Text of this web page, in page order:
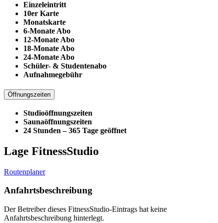
Einzeleintritt
10er Karte
Monatskarte
6-Monate Abo
12-Monate Abo
18-Monate Abo
24-Monate Abo
Schüler- & Studentenabo
Aufnahmegebühr
Öffnungszeiten
Studioöffnungszeiten
Saunaöffnungszeiten
24 Stunden – 365 Tage geöffnet
Lage FitnessStudio
Routenplaner
Anfahrtsbeschreibung
Der Betreiber dieses FitnessStudio-Eintrags hat keine
Anfahrtsbeschreibung hinterlegt.